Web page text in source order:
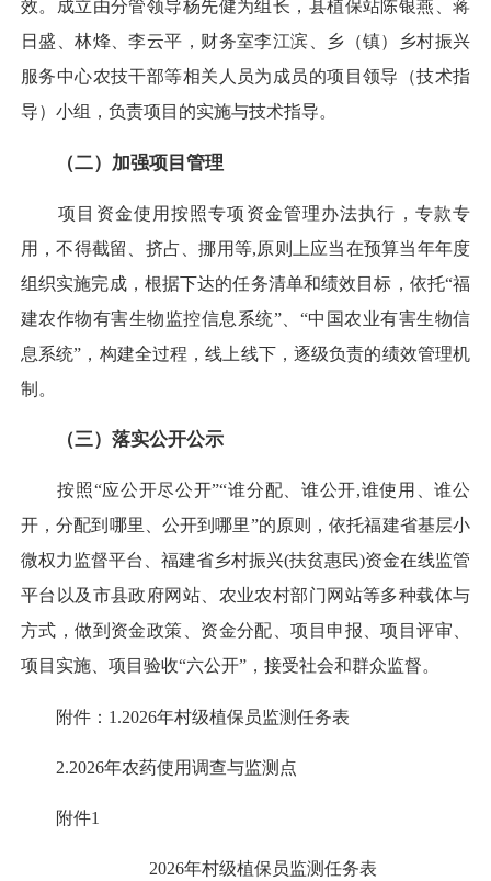
效。成立由分管领导杨先健为组长，县植保站陈银燕、蒋
日盛、林烽、李云平，财务室李江滨、乡（镇）乡村振兴
服务中心农技干部等相关人员为成员的项目领导（技术指
导）小组，负责项目的实施与技术指导。
（二）加强项目管理
项目资金使用按照专项资金管理办法执行，专款专
用，不得截留、挤占、挪用等,原则上应当在预算当年年度
组织实施完成，根据下达的任务清单和绩效目标，依托“福
建农作物有害生物监控信息系统”、“中国农业有害生物信
息系统”，构建全过程，线上线下，逐级负责的绩效管理机
制。
（三）落实公开公示
按照“应公开尽公开”“谁分配、谁公开,谁使用、谁公
开，分配到哪里、公开到哪里”的原则，依托福建省基层小
微权力监督平台、福建省乡村振兴(扶贫惠民)资金在线监管
平台以及市县政府网站、农业农村部门网站等多种载体与
方式，做到资金政策、资金分配、项目申报、项目评审、
项目实施、项目验收“六公开”，接受社会和群众监督。
附件：1.2026年村级植保员监测任务表
2.2026年农药使用调查与监测点
附件1
2026年村级植保员监测任务表